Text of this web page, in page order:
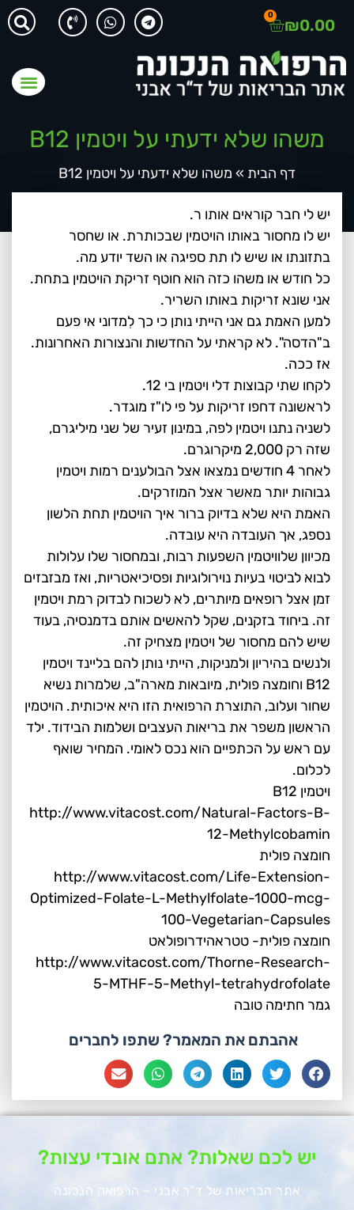
₪0.00
0
משהו שלא ידעתי על ויטמין B12
דף הבית » משהו שלא ידעתי על ויטמין B12
יש לי חבר קוראים אותו ר.
יש לו מחסור באותו הויטמין שבכותרת. או שחסר
בתזונתו או שיש לו תת ספיגה או השד יודע מה.
כל חודש או משהו כזה הוא חוטף זריקת הויטמין בתחת.
אני שונא זריקות באותו השריר.
למען האמת גם אני הייתי נותן כי כך לִמדוני אי פעם
ב"הדסה". לא קראתי על החדשות והנצורות האחרונות.
אז ככה.
לקחו שתי קבוצות דלי ויטמין בי 12.
לראשונה דחפו זריקות על פי לו"ז מוגדר.
לשניה נתנו ויטמין לפה, במינון זעיר של שני מיליגרם,
שזה רק 2,000 מיקרוגרם.
לאחר 4 חודשים נמצאו אצל הבולענים רמות ויטמין
גבוהות יותר מאשר אצל המוזרקים.
האמת היא שלא בדיוק ברור איך הויטמין תחת הלשון
נספג, אך העובדה היא עובדה.
מכיוון שלוויטמין השפעות רבות, ובמחסור שלו עלולות
לבוא לביטוי בעיות נוירולוגיות ופסיכיאטריות, ואז מבזבזים
זמן אצל רופאים מיותרים, לא לשכוח לבדוק רמת ויטמין
זה. ביחוד בזקנים, שקל להאשים אותם בדמנסיה, בעוד
שיש להם מחסור של ויטמין מצחיק זה.
ולנשים בהיריון ולמניקות, הייתי נותן להם בליינד ויטמין
B12 וחומצה פולית, מיובאות מארה"ב, שלמרות נשיא
שחור ועלוב, התוצרת הרפואית הזו היא איכותית. הויטמין
הראשון משפר את בריאות העצבים ושלמות הבידוד. ילד
עם ראש על הכתפיים הוא נכס לאומי. המחיר שואף
לכלום.
ויטמין B12
http://www.vitacost.com/Natural-Factors-B-
12-Methylcobamin
חומצה פולית
http://www.vitacost.com/Life-Extension-
Optimized-Folate-L-Methylfolate-1000-mcg-
100-Vegetarian-Capsules
חומצה פולית- טטראהידרופולאט
http://www.vitacost.com/Thorne-Research-
5-MTHF-5-Methyl-tetrahydrofolate
גמר חתימה טובה
אהבתם את המאמר? שתפו לחברים
יש לכם שאלות? אתם אובדי עצות?
אתר הבריאות של ד"ר אבני – הרפואה הנכונה